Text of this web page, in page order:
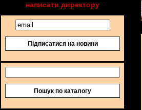
написати директору
Підписатися на новини
Пошук по каталогу